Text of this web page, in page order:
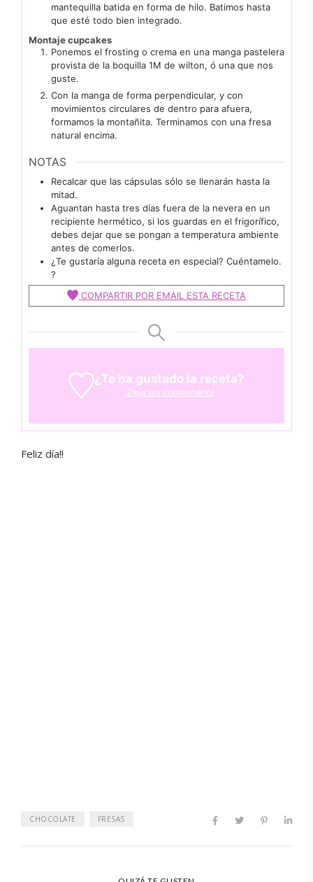
mantequilla batida en forma de hilo. Batimos hasta
que esté todo bien integrado.
Montaje cupcakes
Ponemos el frosting o crema en una manga pastelera
provista de la boquilla 1M de wilton, ó una que nos
guste.
Con la manga de forma perpendicular, y con
movimientos circulares de dentro para afuera,
formamos la montañita. Terminamos con una fresa
natural encima.
NOTAS
Recalcar que las cápsulas sólo se llenarán hasta la
mitad.
Aguantan hasta tres días fuera de la nevera en un
recipiente hermético, si los guardas en el frigorífico,
debes dejar que se pongan a temperatura ambiente
antes de comerlos.
¿Te gustaría alguna receta en especial? Cuéntamelo.
?
COMPARTIR POR EMAIL ESTA RECETA
¿Te ha gustado la receta?
¡Deja un comentario!
Feliz día!!
CHOCOLATE FRESAS